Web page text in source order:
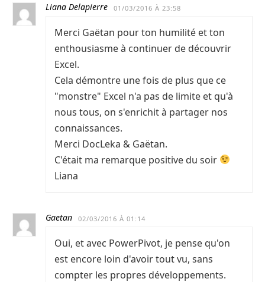
Liana Delapierre 01/03/2016 À 23:58
Merci Gaëtan pour ton humilité et ton
enthousiasme à continuer de découvrir
Excel.
Cela démontre une fois de plus que ce
"monstre" Excel n'a pas de limite et qu'à
nous tous, on s'enrichit à partager nos
connaissances.
Merci DocLeka & Gaëtan.
C'était ma remarque positive du soir
Liana
Gaetan 02/03/2016 À 01:14
Oui, et avec PowerPivot, je pense qu'on
est encore loin d'avoir tout vu, sans
compter les propres développements.